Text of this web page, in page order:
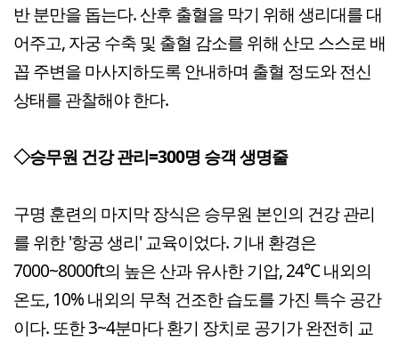
반 분만을 돕는다. 산후 출혈을 막기 위해 생리대를 대
어주고, 자궁 수축 및 출혈 감소를 위해 산모 스스로 배
꼽 주변을 마사지하도록 안내하며 출혈 정도와 전신
상태를 관찰해야 한다.
◇승무원 건강 관리=300명 승객 생명줄
구명 훈련의 마지막 장식은 승무원 본인의 건강 관리
를 위한 '항공 생리' 교육이었다. 기내 환경은
7000~8000ft의 높은 산과 유사한 기압, 24°C 내외의
온도, 10% 내외의 무척 건조한 습도를 가진 특수 공간
이다. 또한 3~4분마다 환기 장치로 공기가 완전히 교